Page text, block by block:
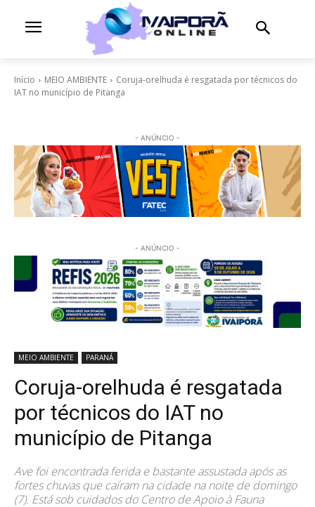
Início MEIO AMBIENTE
Coruja-orelhuda é resgatada por técnicos do
IAT no município de Pitanga
- ANÚNCIO -
- ANÚNCIO -
MEIO AMBIENTE PARANÁ
Coruja-orelhuda é resgatada
por técnicos do IAT no
município de Pitanga
Ave foi encontrada ferida e bastante assustada após as
fortes chuvas que caíram na cidade na noite de domingo
(7). Está sob cuidados do Centro de Apoio à Fauna